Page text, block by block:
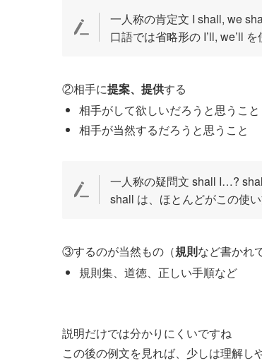
一人称の肯定文 I shall, we
口語では省略形の I’ll, we’ll
②相手に提案、提供する
相手がして欲しいだろうと思うこと
相手が当然するだろうと思うこと
一人称の疑問文 shall I…?
shall は、ほとんどがこの使い
③するのが当然もの（規則など書かれ
規則集、道徳、正しい手順など
説明だけでは分かりにくいですね
この後の例文を見れば、少しは理解し